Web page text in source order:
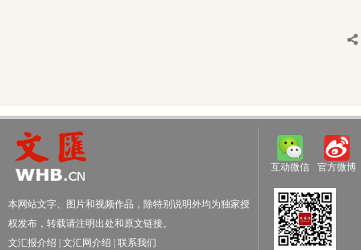
本网站文字、图片和视频作品，除特别说明外均为独家授
权发布，转载请注明出处和原文链接。
文汇报介绍
文汇网介绍
联系我们
互动微信 官方微博